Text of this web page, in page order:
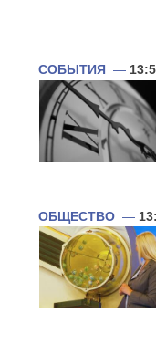
СОБЫТИЯ —
ОБЩЕСТВО —